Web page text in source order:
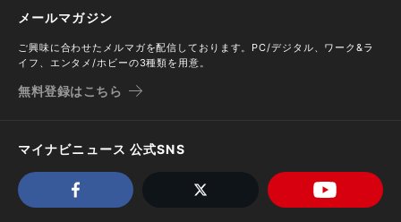
メールマガジン
ご興味に合わせたメルマガを配信しております。PC/デジタル、ワーク&ラ
イフ、エンタメ/ホビーの3種類を用意。
無料登録はこちら
マイナビニュース 公式SNS